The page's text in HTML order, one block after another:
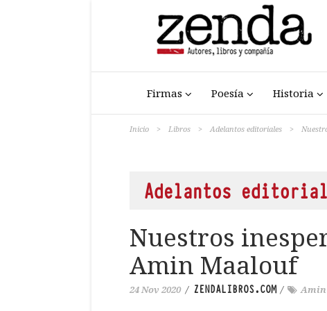
Firmas Poesía Historia
Inicio > Libros > Adelantos editoriales >
Adelantos
Nuestros
Amin Maalouf
24 Nov 2020 / ZENDALIBROS.COM/